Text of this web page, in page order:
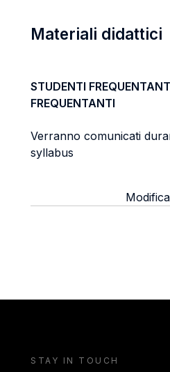
Materiali didattici
STUDENTI
FREQUENTANTI
Verranno comunicati
syllabus
STAY IN TOUCH